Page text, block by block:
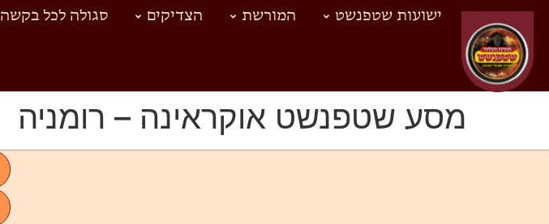
ישועות שטפנשט המורשת הצדיקים סגולה לכל בקשה
מסע שטפנשט אוקראינה – רומניה